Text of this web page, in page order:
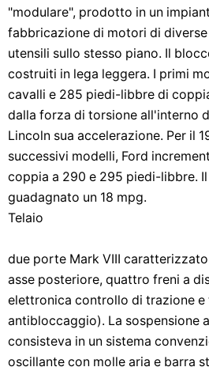
"modulare", prodotto in un
fabbricazione di motori di
utensili sullo stesso piano. Il
costruiti in lega leggera. I primi
cavalli e 285 piedi-libbre di
dalla forza di torsione all'interno
Lincoln sua accelerazione. Per il
successivi modelli, Ford
coppia a 290 e 295 piedi-libbre. Il
guadagnato un 18 mpg.
Telaio
due porte Mark VIII
asse posteriore, quattro freni a
elettronica controllo di trazione e
antibloccaggio). La sospensione
consisteva in un sistema
oscillante con molle aria e barra